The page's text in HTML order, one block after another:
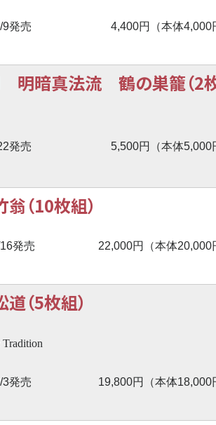
9発売
4,400円（本体4,000
暗真法流 鶴の巣籠（2
発売
5,500円（本体5,000
（10枚組）
発売
22,000円（本体20,000
（5枚組）
3発売
19,800円（本体18,000